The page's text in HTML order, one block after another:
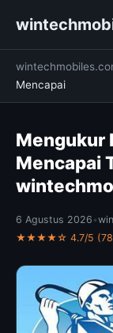
Mencapai
Mengukur
Mencapai
6 Agustus 2026 •
★★★★☆ 4.7/5